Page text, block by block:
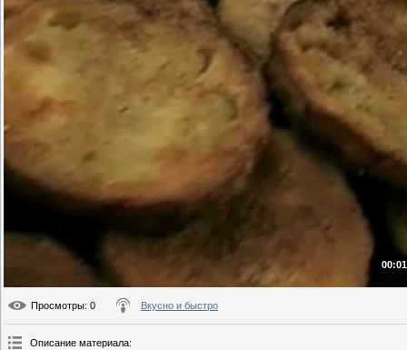
Просмотры: 0 Вкусно и быстро
Описание материала: